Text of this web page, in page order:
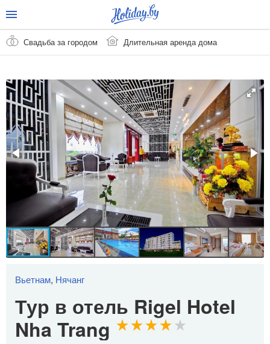
Свадьба за городом Длительная аренда дома
Вьетнам, Нячанг
Тур в отель Rigel Hotel
Nha Trang